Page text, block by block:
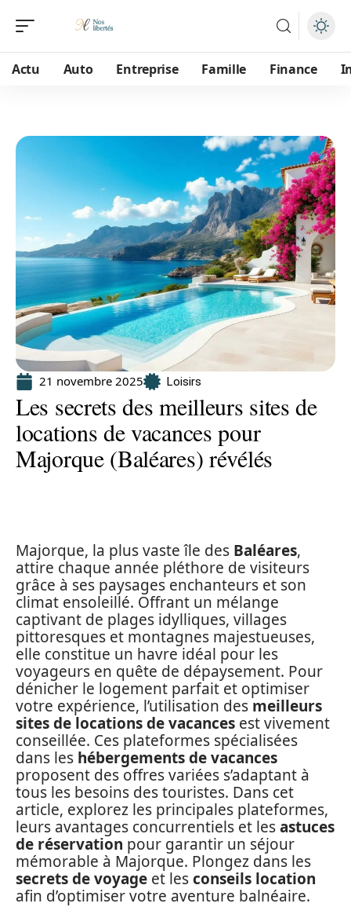
Actu Auto Entreprise Famille Finance
21 novembre 2025 Loisirs
Les secrets des meilleurs sites de
locations de vacances pour
Majorque (Baléares) révélés
Majorque, la plus vaste île des Baléares,
attire chaque année pléthore de visiteurs
grâce à ses paysages enchanteurs et son
climat ensoleillé. Offrant un mélange
captivant de plages idylliques, villages
pittoresques et montagnes majestueuses,
elle constitue un havre idéal pour les
voyageurs en quête de dépaysement. Pour
dénicher le logement parfait et optimiser
votre expérience, l’utilisation des meilleurs
sites de locations de vacances est vivement
conseillée. Ces plateformes spécialisées
dans les hébergements de vacances
proposent des offres variées s’adaptant à
tous les besoins des touristes. Dans cet
article, explorez les principales plateformes,
leurs avantages concurrentiels et lesastuces
de réservation pour garantir un séjour
mémorable à Majorque. Plongez dans les
secrets de voyage et lesconseils location
afin d’optimiser votre aventure balnéaire.